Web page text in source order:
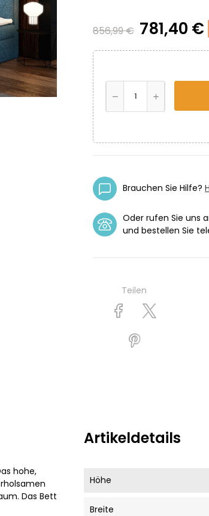
856,99 € 781,40 €
Brauchen Sie Hilfe?
Oder rufen Sie uns
und bestellen Sie
Teilen
hohe,
Das Bett
Artikeldetails
Höhe
Breite